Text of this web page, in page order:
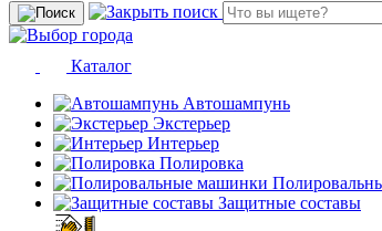
Каталог
Автошампунь
Экстерьер
Интерьер
Полировка
Защитные составы